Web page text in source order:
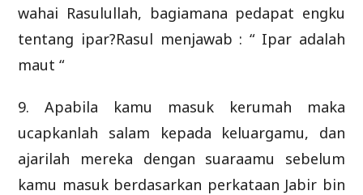
wahai Rasulullah, bagiamana pedapat engku
tentang ipar?Rasul menjawab : “ Ipar adalah
maut “
9. Apabila kamu masuk kerumah maka
ucapkanlah salam kepada keluargamu, dan
ajarilah mereka dengan suaraamu sebelum
kamu masuk berdasarkan perkataan Jabir bin